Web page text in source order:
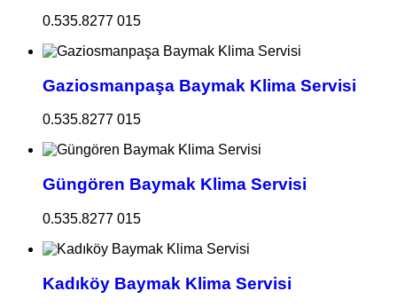
0.535.8277 015
Gaziosmanpaşa Baymak Klima Servisi
0.535.8277 015
Güngören Baymak Klima Servisi
0.535.8277 015
Kadıköy Baymak Klima Servisi